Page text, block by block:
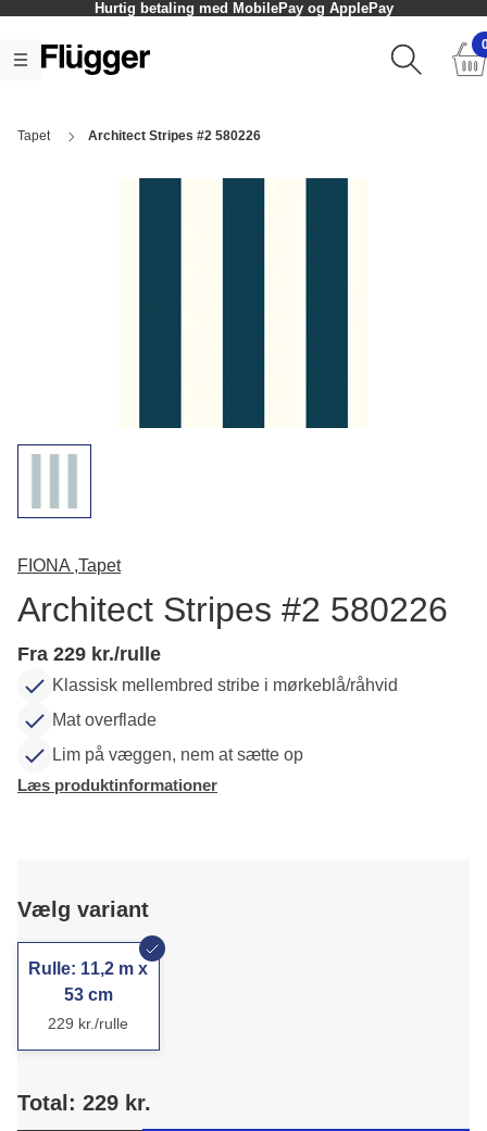
Hurtig betaling med MobilePay og ApplePay
Tapet Architect Stripes #2 580226
FIONA ,Tapet
Architect Stripes #2 580226
Fra 229 kr./rulle
Klassisk mellembred stribe i mørkeblå/råhvid
Mat overflade
Lim på væggen, nem at sætte op
Læs produktinformationer
Vælg variant
Rulle: 11,2 m x
53 cm
229 kr./rulle
Total: 229 kr.